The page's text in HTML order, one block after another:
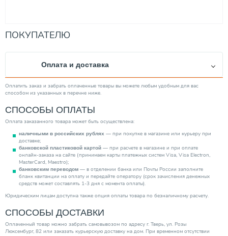
ПОКУПАТЕЛЮ
Оплата и доставка
Оплатить заказ и забрать оплаченные товары вы можете любым удобным для вас
способом из указанных в перечне ниже.
СПОСОБЫ ОПЛАТЫ
Оплата заказанного товара может быть осуществлена:
наличными в российских рублях — при покупке в магазине или курьеру при
доставке;
банковской пластиковой картой — при расчете в магазине и при оплате
онлайн-заказа на сайте (принимаем карты платежных систем Visa, Visa Electron,
MasterCard, Maestro);
банковским переводом — в отделении банка или Почты России заполните
бланк квитанции на оплату и передайте оператору (срок зачисления денежных
средств может составлять 1-3 дня с момента оплаты).
Юридическим лицам доступна также опция оплаты товара по безналичному расчету.
СПОСОБЫ ДОСТАВКИ
Оплаченный товар можно забрать самовывозом по адресу г. Тверь, ул. Розы
Люксембург, 82 или заказать курьерскую доставку на дом. При временном отсутствии